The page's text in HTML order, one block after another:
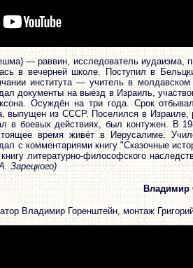
― раввин, исследователь иудаизма,
в вечерней школе. Поступил в
института ― учитель в
документы на выезд в Израиль,
Осуждён на три года. Срок
выпущен из СССР. Поселился в
в боевых действиях, был контужен. В
время живёт в Иерусалиме.
с комментариями книгу "Сказочные
литературно-философского
Зарецкого)
Владимир
Владимир Горенштейн, монтаж